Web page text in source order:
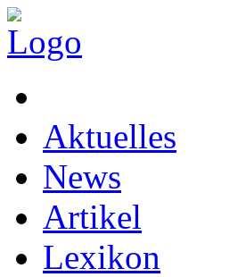
Aktuelles
News
Artikel
Lexikon